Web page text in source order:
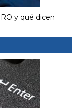
y qué dicen